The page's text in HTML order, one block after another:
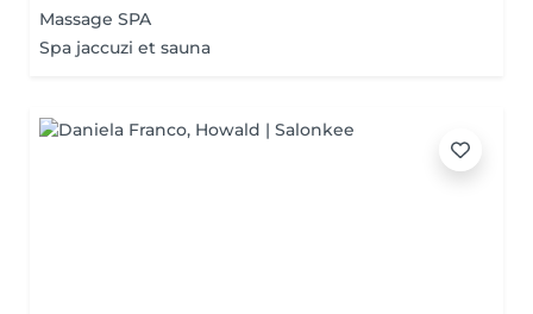
Massage SPA
Spa jaccuzi et sauna